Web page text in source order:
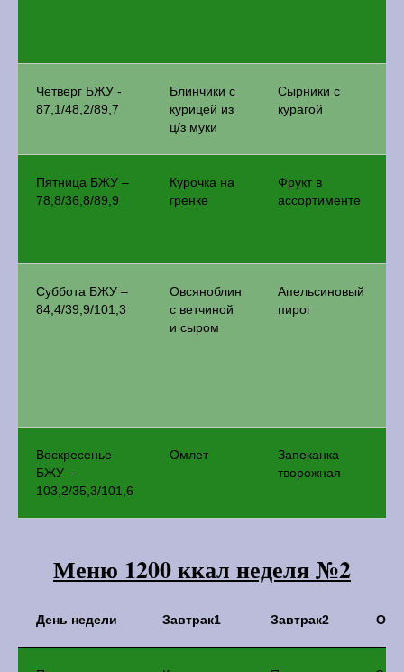
Четверг БЖУ -
87,1/48,2/89,7
Блинчики с
курицей из
ц/з муки
Сырники с
курагой
Пятница БЖУ –
78,8/36,8/89,9
Курочка на
гренке
Фрукт в
ассортименте
Суббота БЖУ –
84,4/39,9/101,3
Овсяноблин
с ветчиной
и сыром
Апельсиновый
пирог
Воскресенье
БЖУ –
103,2/35,3/101,6
Омлет
Запеканка
творожная
Меню 1200 ккал неделя №2
День недели Завтрак1 Завтрак2